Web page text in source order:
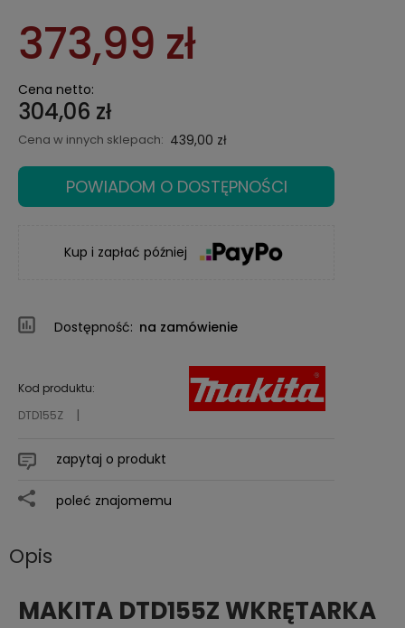
373,99 zł
Cena netto:
304,06 zł
Cena w innych sklepach: 439,00 zł
POWIADOM O DOSTĘPNOŚCI
Kup i zapłać później
Dostępność: na zamówienie
Kod produktu:
DTD155Z
zapytaj o produkt
poleć znajomemu
Opis
MAKITA DTD155Z WKRĘTARKA